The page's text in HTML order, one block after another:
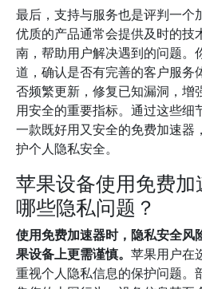
最后，支持与服务也是评判一个
优质的产品通常会提供及时的技
南，帮助用户解决遇到的问题。
道，确认是否有完善的客户服务
否频繁更新，修复已知漏洞，增
用安全的重要指标。通过这些细
一款既好用又安全的免费加速器
护个人隐私安全。
苹果设备使用免费
哪些隐私问题？
使用免费加速器时，隐私安全风
果设备上更需谨慎。 苹果用户在
重视个人隐私信息的保护问题。